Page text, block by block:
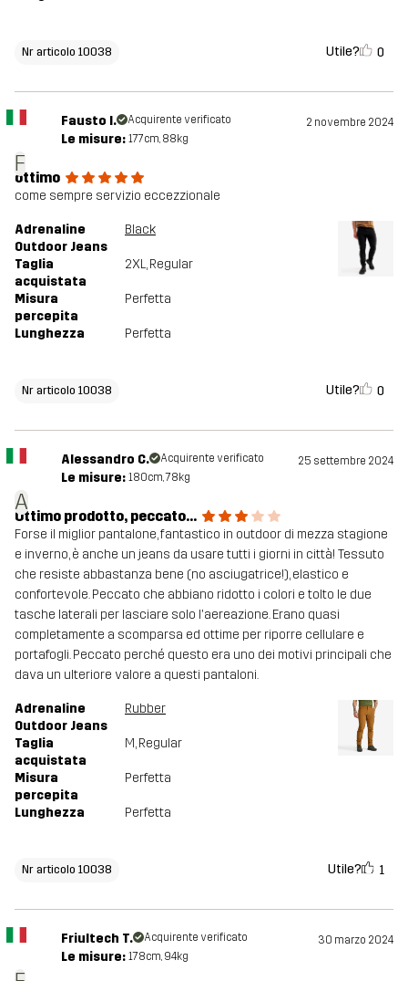
Nr articolo 10038 Utile? 0
F
Fausto I. Acquirente verificato 2 novembre 2024
Le misure: 177cm, 88kg
ottimo
come sempre servizio eccezzionale
Adrenaline
Outdoor Jeans
Black
Taglia
acquistata
2XL, Regular
Misura
percepita
Perfetta
Lunghezza Perfetta
Nr articolo 10038 Utile? 0
A
Alessandro C. Acquirente verificato 25 settembre 2024
Le misure: 180cm, 78kg
Ottimo prodotto, peccato...
Forse il miglior pantalone, fantastico in outdoor di mezza stagione
e inverno, è anche un jeans da usare tutti i giorni in città! Tessuto
che resiste abbastanza bene (no asciugatrice!), elastico e
confortevole. Peccato che abbiano ridotto i colori e tolto le due
tasche laterali per lasciare solo l'aereazione. Erano quasi
completamente a scomparsa ed ottime per riporre cellulare e
portafogli. Peccato perché questo era uno dei motivi principali che
dava un ulteriore valore a questi pantaloni.
Adrenaline
Outdoor Jeans
Rubber
Taglia
acquistata
M, Regular
Misura
percepita
Perfetta
Lunghezza Perfetta
Nr articolo 10038 Utile? 1
Friultech T. Acquirente verificato 30 marzo 2024
Le misure: 178cm, 94kg